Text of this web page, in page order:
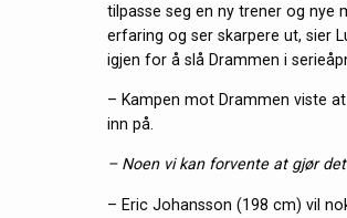
tilpasse seg en ny trener og nye
erfaring og ser skarpere ut, sier
igjen for å slå Drammen i
– Kampen mot Drammen viste
inn på.
– Noen vi kan forvente at gjør
– Eric Johansson (198 cm) vil